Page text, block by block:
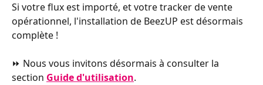
Si votre flux est importé, et votre tracker de vente
opérationnel, l'installation de BeezUP est désormais
complète !
⏩ Nous vous invitons désormais à consulter la
section Guide d'utilisation.